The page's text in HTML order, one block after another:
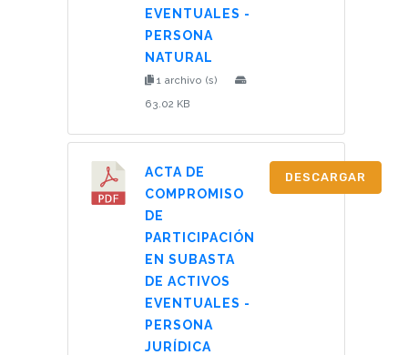
EVENTUALES -
PERSONA
NATURAL
1 archivo (s)
63.02 KB
ACTA DE
COMPROMISO
DE
PARTICIPACIÓN
EN SUBASTA
DE ACTIVOS
EVENTUALES -
PERSONA
JURÍDICA
DESCARGAR